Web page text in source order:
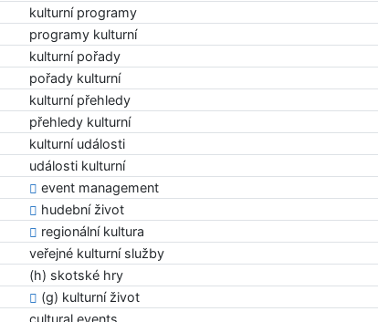
kulturní programy
programy kulturní
kulturní pořady
pořady kulturní
kulturní přehledy
přehledy kulturní
kulturní události
události kulturní
event management
hudební život
regionální kultura
veřejné kulturní služby
(h) skotské hry
(g) kulturní život